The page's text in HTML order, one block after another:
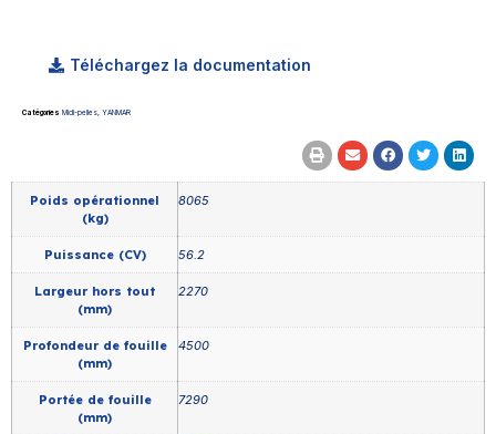
Téléchargez la documentation
Catégories Midi-pelles, YANMAR
Poids opérationnel
(kg)
8065
Puissance (CV) 56.2
Largeur hors tout
(mm)
2270
Profondeur de fouille
(mm)
4500
Portée de fouille
(mm)
7290